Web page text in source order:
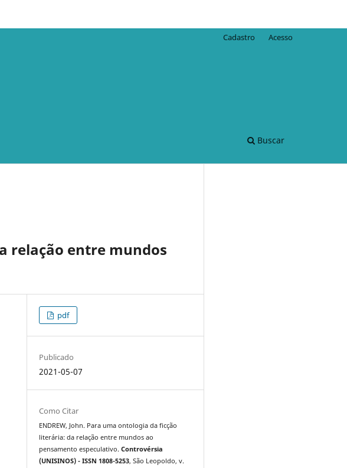
Buscar
Cadastro Acesso
relação entre mundos
pdf
Publicado
2021-05-07
Como Citar
ENDREW, John. Para uma ontologia da ficção
literária: da relação entre mundos ao
pensamento especulativo.Controvérsia
(UNISINOS) - ISSN 1808-5253, São Leopoldo, v.